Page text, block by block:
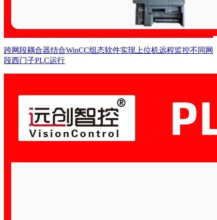
跨网段耦合器结合WinCC组态软件实现上位机远程监控不同网
段西门子PLC运行